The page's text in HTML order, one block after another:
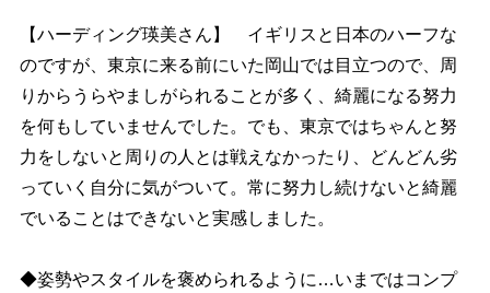
【ハーディング瑛美さん】 イギリスと日本のハーフな
のですが、東京に来る前にいた岡山では目立つので、周
りからうらやましがられることが多く、綺麗になる努力
を何もしていませんでした。でも、東京ではちゃんと努
力をしないと周りの人とは戦えなかったり、どんどん劣
っていく自分に気がついて。常に努力し続けないと綺麗
でいることはできないと実感しました。
◆姿勢やスタイルを褒められるように…いまではコンプ